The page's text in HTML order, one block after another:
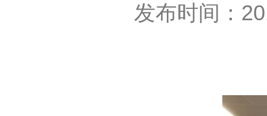
发布时间：